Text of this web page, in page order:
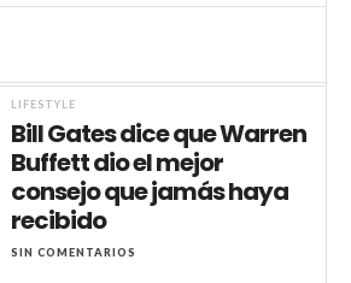
LIFESTYLE
Bill Gates dice que Warren
Buffett dio el mejor
consejo que jamás haya
recibido
SIN COMENTARIOS